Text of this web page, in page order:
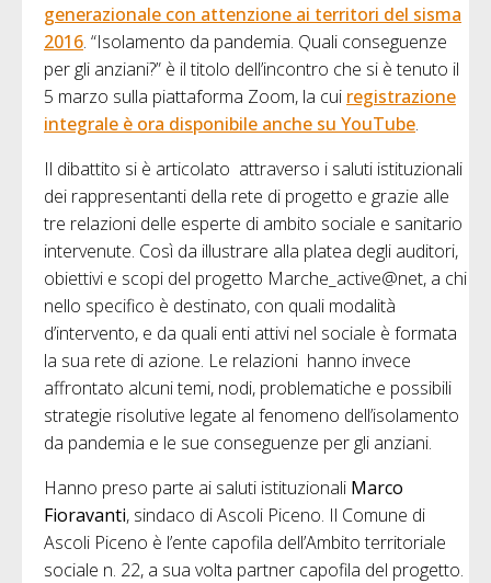
generazionale con attenzione ai territori del sisma
2016. “Isolamento da pandemia. Quali conseguenze
per gli anziani?” è il titolo dell’incontro che si è tenuto il
5 marzo sulla piattaforma Zoom, la cui registrazione
integrale è ora disponibile anche su YouTube.
Il dibattito si è articolato attraverso i saluti istituzionali
dei rappresentanti della rete di progetto e grazie alle
tre relazioni delle esperte di ambito sociale e sanitario
intervenute. Così da illustrare alla platea degli auditori,
obiettivi e scopi del progetto Marche_active@net, a chi
nello specifico è destinato, con quali modalità
d’intervento, e da quali enti attivi nel sociale è formata
la sua rete di azione. Le relazioni hanno invece
affrontato alcuni temi, nodi, problematiche e possibili
strategie risolutive legate al fenomeno dell’isolamento
da pandemia e le sue conseguenze per gli anziani.
Hanno preso parte ai saluti istituzionali Marco
Fioravanti, sindaco di Ascoli Piceno. Il Comune di
Ascoli Piceno è l’ente capofila dell’Ambito territoriale
sociale n. 22, a sua volta partner capofila del progetto.